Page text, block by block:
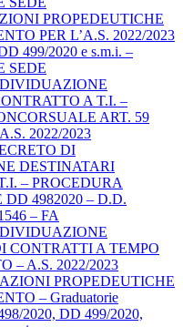
PROPEDEUTICHE
PER L’A.S. 2022/2023
499/2020 e s.m.i. –
SEDE
A T.I. –
ART. 59
2022/2023
DI
DESTINATARI
– PROCEDURA
4982020 – D.D.
– FA
CONTRATTI A TEMPO
– A.S. 2022/2023
PROPEDEUTICHE
– Graduatorie
2020, DD 499/2020,